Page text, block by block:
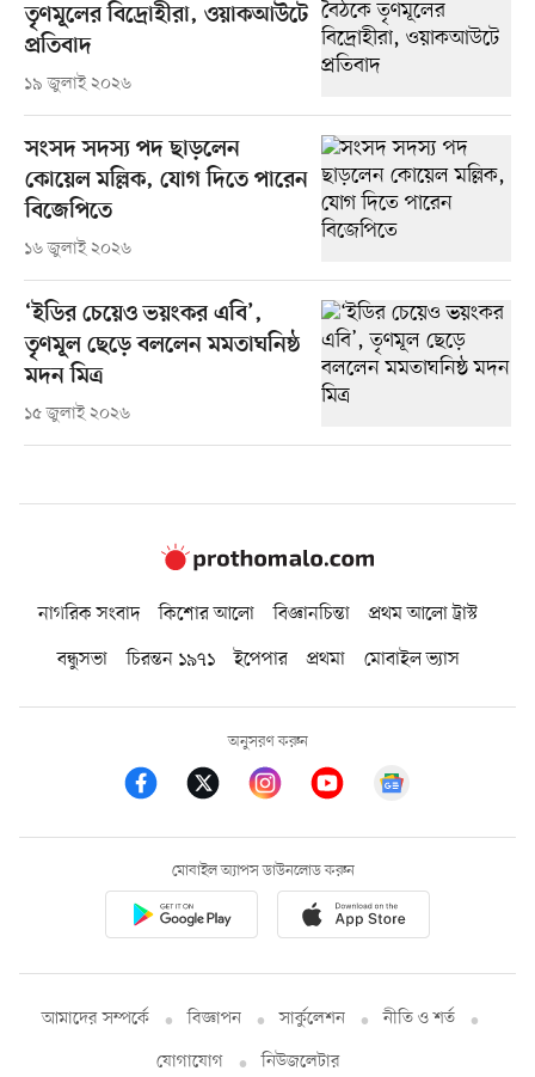
তৃণমূলের বিদ্রোহীরা, ওয়াকআউটে
প্রতিবাদ
১৯ জুলাই ২০২৬
সংসদ সদস্য পদ ছাড়লেন
কোয়েল মল্লিক, যোগ দিতে পারেন
বিজেপিতে
১৬ জুলাই ২০২৬
‘ইডির চেয়েও ভয়ংকর এবি’,
তৃণমূল ছেড়ে বললেন মমতাঘনিষ্ঠ
মদন মিত্র
১৫ জুলাই ২০২৬
নাগরিক সংবাদ কিশোর আলো বিজ্ঞানচিন্তা
প্রথম আলো ট্রাস্ট
বন্ধুসভা
চিরন্তন ১৯৭১ ইপেপার প্রথমা মোবাইল ভ্যাস
অনুসরণ করুন
মোবাইল অ্যাপস ডাউনলোড করুন
আমাদের সম্পর্কে বিজ্ঞাপন সার্কুলেশন
নীতি ও শর্ত
যোগাযোগ
নিউজলেটার